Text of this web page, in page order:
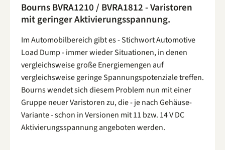
Bourns BVRA1210 / BVRA1812 - Varistoren
mit geringer Aktivierungsspannung.
Im Automobilbereich gibt es - Stichwort Automotive
Load Dump - immer wieder Situationen, in denen
vergleichsweise große Energiemengen auf
vergleichsweise geringe Spannungspotenziale treffen.
Bourns wendet sich diesem Problem nun mit einer
Gruppe neuer Varistoren zu, die - je nach Gehäuse-
Variante - schon in Versionen mit 11 bzw. 14 V DC
Aktivierungsspannung angeboten werden.